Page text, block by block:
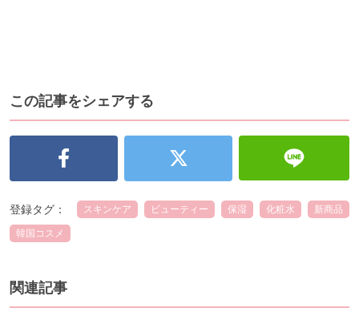
この記事をシェアする
登録タグ： スキンケア ビューティー 保湿 化粧水 新商品
韓国コスメ
関連記事